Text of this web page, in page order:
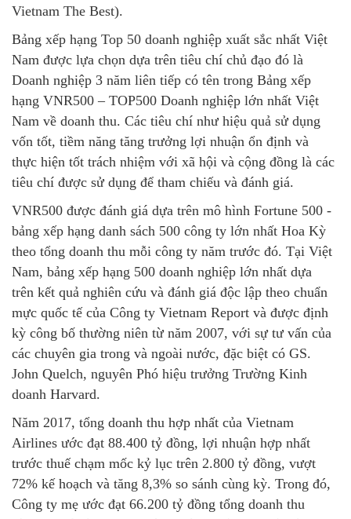
Vietnam The Best).
Bảng xếp hạng Top 50 doanh nghiệp xuất sắc nhất Việt
Nam được lựa chọn dựa trên tiêu chí chủ đạo đó là
Doanh nghiệp 3 năm liên tiếp có tên trong Bảng xếp
hạng VNR500 – TOP500 Doanh nghiệp lớn nhất Việt
Nam về doanh thu. Các tiêu chí như hiệu quả sử dụng
vốn tốt, tiềm năng tăng trưởng lợi nhuận ổn định và
thực hiện tốt trách nhiệm với xã hội và cộng đồng là các
tiêu chí được sử dụng để tham chiếu và đánh giá.
VNR500 được đánh giá dựa trên mô hình Fortune 500 -
bảng xếp hạng danh sách 500 công ty lớn nhất Hoa Kỳ
theo tổng doanh thu mỗi công ty năm trước đó. Tại Việt
Nam, bảng xếp hạng 500 doanh nghiệp lớn nhất dựa
trên kết quả nghiên cứu và đánh giá độc lập theo chuẩn
mực quốc tế của Công ty Vietnam Report và được định
kỳ công bố thường niên từ năm 2007, với sự tư vấn của
các chuyên gia trong và ngoài nước, đặc biệt có GS.
John Quelch, nguyên Phó hiệu trưởng Trường Kinh
doanh Harvard.
Năm 2017, tổng doanh thu hợp nhất của Vietnam
Airlines ước đạt 88.400 tỷ đồng, lợi nhuận hợp nhất
trước thuế chạm mốc kỷ lục trên 2.800 tỷ đồng, vượt
72% kế hoạch và tăng 8,3% so sánh cùng kỳ. Trong đó,
Công ty mẹ ước đạt 66.200 tỷ đồng tổng doanh thu